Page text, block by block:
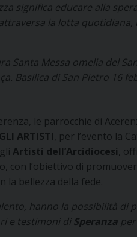
significa educare alla
la lotta quotidiana,
Santa Messa omelia del
Basilica di San Pietro 16
le parrocchie di
ARTISTI, per l’evento la
Artisti dell’Arcidiocesi,
con l’obiettivo di
la bellezza della fede.
hanno la possibilità di
e testimoni diSperanza